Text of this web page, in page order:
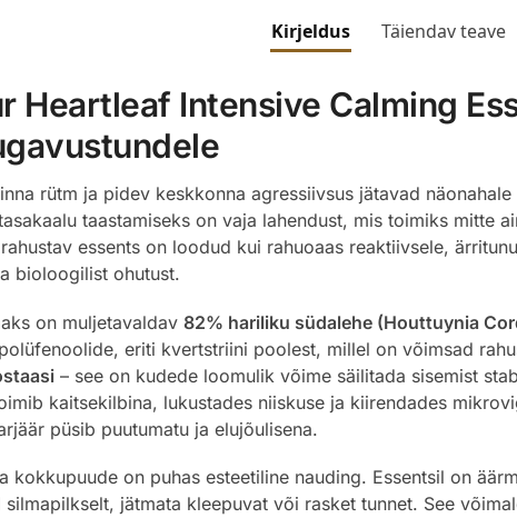
Kirjeldus Täiendav teave
Heartleaf Intensive Calming
rütm ja pidev keskkonna agressiivsus jätavad
taastamiseks on vaja lahendust, mis toimiks mitte
essents on loodud kui rahuoaas reaktiivsele,
bioloogilist ohutust.
on muljetavaldav 82% hariliku südalehe (Houttuynia
eriti kvertstriini poolest, millel on võimsad
– see on kudede loomulik võime säilitada sisemist
kaitsekilbina, lukustades niiskuse ja kiirendades
püsib puutumatu ja elujõulisena.
kokkupuude on puhas esteetiline nauding. Essentsil on
silmapilkselt, jätmata kleepuvat või rasket tunnet. See